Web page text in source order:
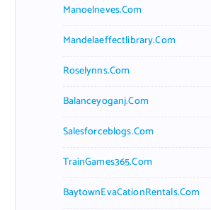
Manoelneves.com
Mandelaeffectlibrary.com
Roselynns.com
Balanceyoganj.com
Salesforceblogs.com
TrainGames365.com
BaytownEvaCationRentals.com